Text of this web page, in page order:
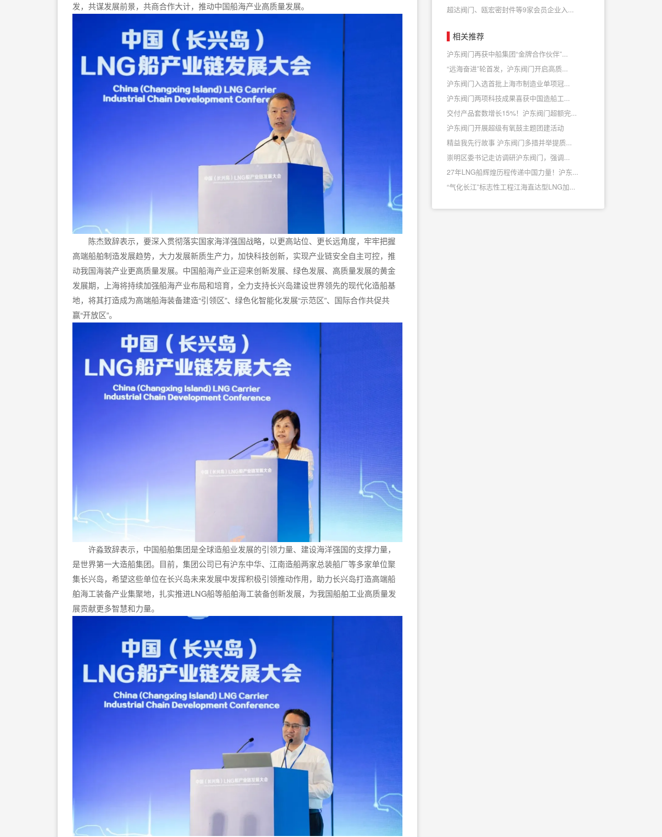
发，共谋发展前景，共商合作大计，推动中国船海产业高质量发展。
陈杰致辞表示，要深入贯彻落实国家海洋强国战略，以更高站位、更长远角度，牢牢把握
高端船舶制造发展趋势，大力发展新质生产力，加快科技创新，实现产业链安全自主可控，推
动我国海装产业更高质量发展。中国船海产业正迎来创新发展、绿色发展、高质量发展的黄金
发展期，上海将持续加强船海产业布局和培育，全力支持长兴岛建设世界领先的现代化造船基
地，将其打造成为高端船海装备建造“引领区”、绿色化智能化发展“示范区”、国际合作共促共
赢“开放区”。
许淼致辞表示，中国船舶集团是全球造船业发展的引领力量、建设海洋强国的支撑力量，
是世界第一大造船集团。目前，集团公司已有沪东中华、江南造船两家总装船厂等多家单位聚
集长兴岛，希望这些单位在长兴岛未来发展中发挥积极引领推动作用，助力长兴岛打造高端船
舶海工装备产业集聚地，扎实推进LNG船等船舶海工装备创新发展，为我国船舶工业高质量发
展贡献更多智慧和力量。
超达阀门、瓯宏密封件等9家会员企业入...
相关推荐
沪东阀门再获中船集团“金牌合作伙伴”...
“远海奋进”轮首发，沪东阀门开启高质...
沪东阀门入选首批上海市制造业单项冠...
沪东阀门两项科技成果喜获中国造船工...
交付产品套数增长15%！沪东阀门超额完...
沪东阀门开展超级有氧鼓主题团建活动
精益我先行故事 沪东阀门多措并举提质...
崇明区委书记走访调研沪东阀门，强调...
27年LNG船辉煌历程传递中国力量！沪东...
“气化长江”标志性工程江海直达型LNG加...